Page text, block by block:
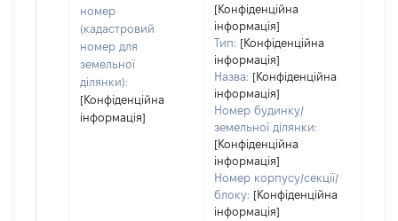
номер
(кадастровий
номер для
земельної
ділянки):
[Конфіденційна
інформація]
[Конфіденційна
інформація]
Тип: [Конфіденційна
інформація]
Назва: [Конфіденційна
інформація]
Номер будинку/
земельної ділянки:
[Конфіденційна
інформація]
Номер корпусу/секції/
блоку: [Конфіденційна
інформація]